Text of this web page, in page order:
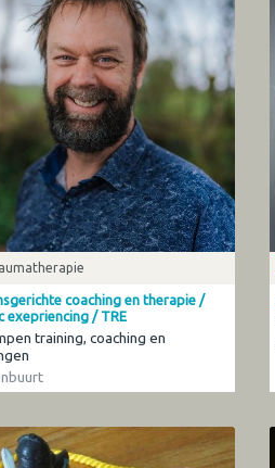
coaching en therapie /
exepriencing / TRE
training, coaching en